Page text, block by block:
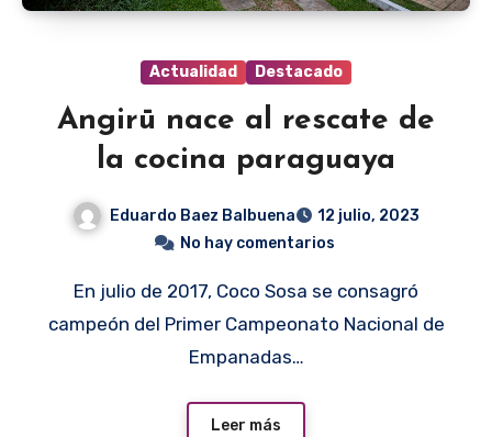
Actualidad Destacado
Angirū nace al rescate de
la cocina paraguaya
Eduardo Baez Balbuena
12 julio, 2023
No hay comentarios
En julio de 2017, Coco Sosa se consagró
campeón del Primer Campeonato Nacional de
Empanadas…
Leer más